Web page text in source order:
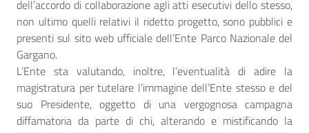
dell’accordo di collaborazione agli atti esecutivi dello stesso,
non ultimo quelli relativi il ridetto progetto, sono pubblici e
presenti sul sito web ufficiale dell’Ente Parco Nazionale del
Gargano.
L’Ente sta valutando, inoltre, l’eventualità di adire la
magistratura per tutelare l’immagine dell’Ente stesso e del
suo Presidente, oggetto di una vergognosa campagna
diffamatoria da parte di chi, alterando e mistificando la